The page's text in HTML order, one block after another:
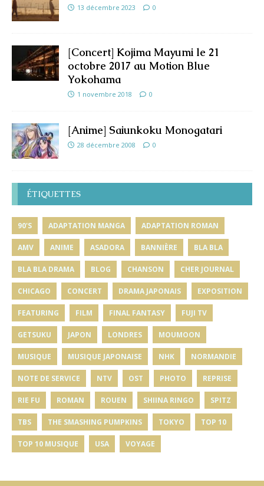
13 décembre 2023 0
[Concert] Kojima Mayumi le 21
octobre 2017 au Motion Blue
Yokohama
1 novembre 2018 0
[Anime] Saiunkoku Monogatari
28 décembre 2008 0
ÉTIQUETTES
90'S ADAPTATION MANGA ADAPTATION ROMAN
AMV ANIME ASADORA BANNIÈRE BLA BLA
BLA BLA DRAMA BLOG CHANSON CHER JOURNAL
CHICAGO CONCERT DRAMA JAPONAIS EXPOSITION
FEATURING FILM FINAL FANTASY FUJI TV
GETSUKU JAPON LONDRES MOUMOON
MUSIQUE MUSIQUE JAPONAISE NHK NORMANDIE
NOTE DE SERVICE NTV OST PHOTO REPRISE
RIE FU ROMAN ROUEN SHIINA RINGO SPITZ
TBS THE SMASHING PUMPKINS TOKYO TOP 10
TOP 10 MUSIQUE USA VOYAGE